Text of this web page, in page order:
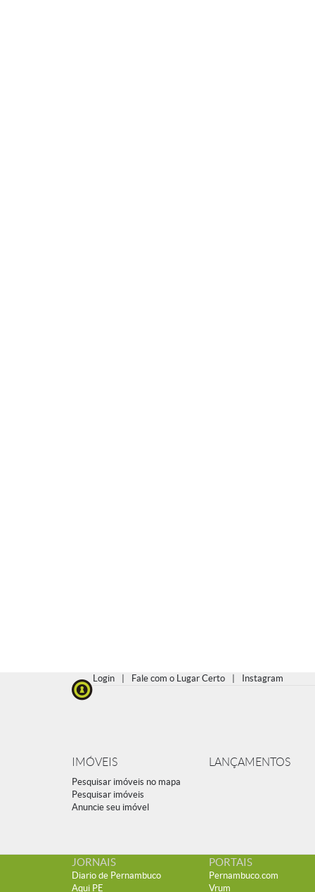
Login Fale com o Lugar Certo Instagram
IMÓVEIS
Pesquisar imóveis no mapa
Pesquisar imóveis
Anuncie seu imóvel
LANÇAMENTOS
JORNAIS
Diario de Pernambuco
Aqui PE
PORTAIS
Pernambuco.com
Vrum